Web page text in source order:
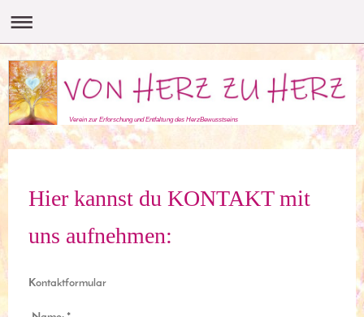
Verein zur Erforschung und Entfaltung des HerzBewusstseins
Hier kannst du KONTAKT mit
uns aufnehmen:
Kontaktformular